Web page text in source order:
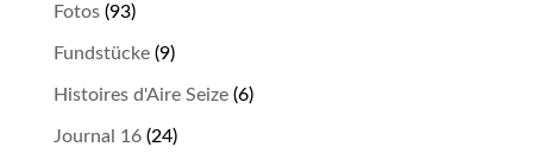
Fotos(93)
Fundstücke(9)
Histoires d'Aire Seize(6)
Journal 16(24)